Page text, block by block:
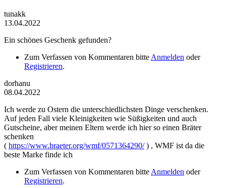
tunakk
13.04.2022
Ein schönes Geschenk gefunden?
Zum Verfassen von Kommentaren bitte Anmelden oder
Registrieren.
dorhanu
08.04.2022
Ich werde zu Ostern die unterschiedlichsten Dinge verschenken.
Auf jeden Fall viele Kleinigkeiten wie Süßigkeiten und auch
Gutscheine, aber meinen Eltern werde ich hier so einen Bräter
schenken
( https://www.braeter.org/wmf/0571364290/) , WMF ist da die
beste Marke finde ich
Zum Verfassen von Kommentaren bitte Anmelden oder
Registrieren.